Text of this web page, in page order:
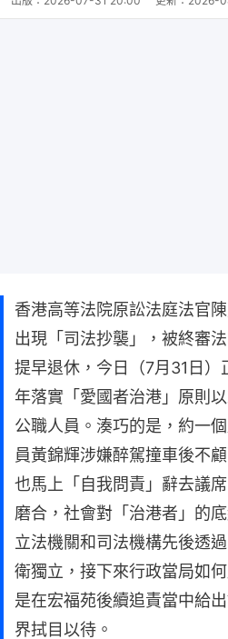
香港高等法院原訟法庭法官
出現「司法抄襲」，被終審
提早退休，今日（7月31日）
年落實「愛國者治港」原則
公職人員。湊巧的是，約一
員黃錦輝涉嫌醉駕撞車後不
也馬上「自我問責」辭去議
磨合，社會對「治港者」的
立法機關和司法機構先後透
衛獨立，接下來行政當局如
是在宏福苑後續追責當中給
界拭目以待。